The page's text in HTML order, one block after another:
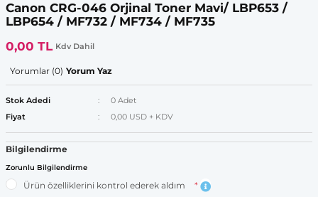
Canon CRG-046 Orjinal Toner Mavi/ LBP653 /
LBP654 / MF732 / MF734 / MF735
0,00 TL Kdv Dahil
Yorumlar (0) Yorum Yaz
Stok Adedi
0 Adet
Fiyat
0,00 USD + KDV
Bilgilendirme
Zorunlu Bilgilendirme
Ürün özelliklerini kontrol ederek aldım *